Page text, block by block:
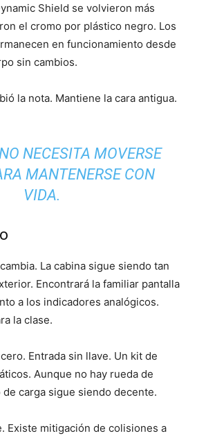
Shield se volvieron más
el cromo por plástico negro. Los
en funcionamiento desde
sin cambios.
la nota. Mantiene la cara antigua.
NECESITA MOVERSE
MANTENERSE CON
VIDA.
La cabina sigue siendo tan
Encontrará la familiar pantalla
a los indicadores analógicos.
la clase.
Entrada sin llave. Un kit de
Aunque no hay rueda de
carga sigue siendo decente.
Existe mitigación de colisiones a